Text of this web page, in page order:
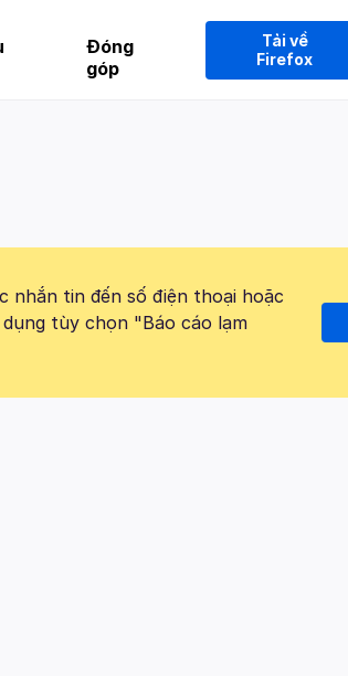
Đóng
góp
Tải về
Firefox
nhắn tin đến số điện thoại hoặc
tùy chọn "Báo cáo lạm